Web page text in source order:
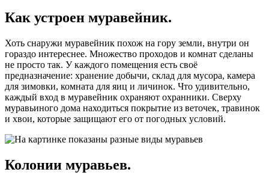
Как устроен муравейник.
Хоть снаружи муравейник похож на гору земли, внутри он
гораздо интереснее. Множество проходов и комнат сделаны
не просто так. У каждого помещения есть своё
предназначение: хранение добычи, склад для мусора, камера
для зимовки, комната для яиц и личинок. Что удивительно,
каждый вход в муравейник охраняют охранники. Сверху
муравьиного дома находиться покрытие из веточек, травинок
и хвои, которые защищают его от погодных условий.
Колонии муравьев.